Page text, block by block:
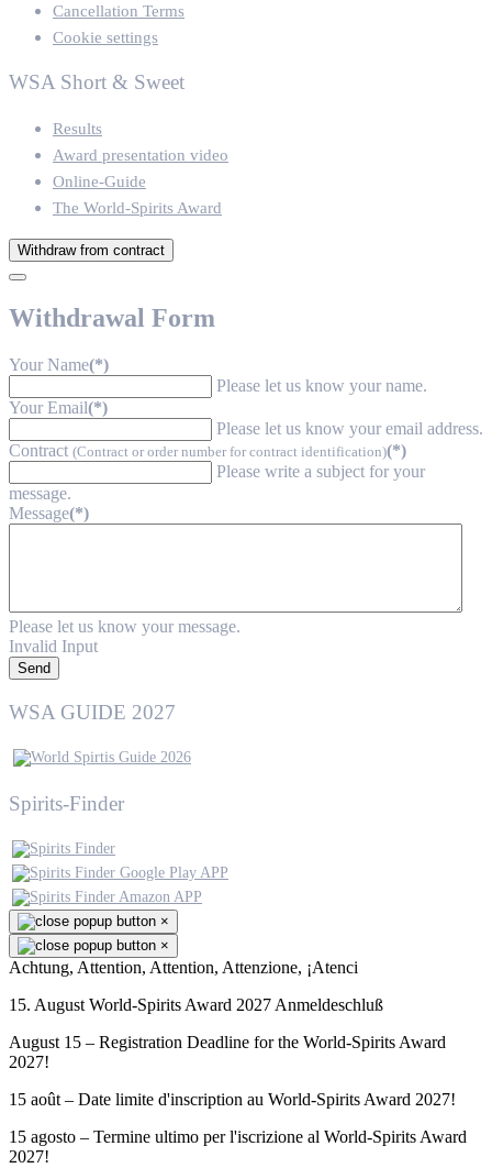
Cancellation Terms
Cookie settings
WSA Short & Sweet
Results
Award presentation video
Online-Guide
The World-Spirits Award
Withdraw from contract
Withdrawal Form
Your Name(*)
Please let us know your name.
Your Email(*)
Please let us know your email address.
Contract (Contract or order number for contract identification)(*)
Please write a subject for your
message.
Message(*)
Please let us know your message.
Invalid Input
Send
WSA GUIDE 2027
Spirits-Finder
×
×
Achtung, Attention, Attention, Attenzione, ¡Atenci
15. August World-Spirits Award 2027 Anmeldeschluß
August 15 – Registration Deadline for the World-Spirits Award
2027!
15 août – Date limite d'inscription au World-Spirits Award 2027!
15 agosto – Termine ultimo per l'iscrizione al World-Spirits Award
2027!